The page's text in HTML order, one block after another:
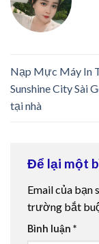
Nạp Mực Máy In
Sunshine City Sài
tại nhà
Để lại một
Email của bạn
trường bắt
Bình luận *